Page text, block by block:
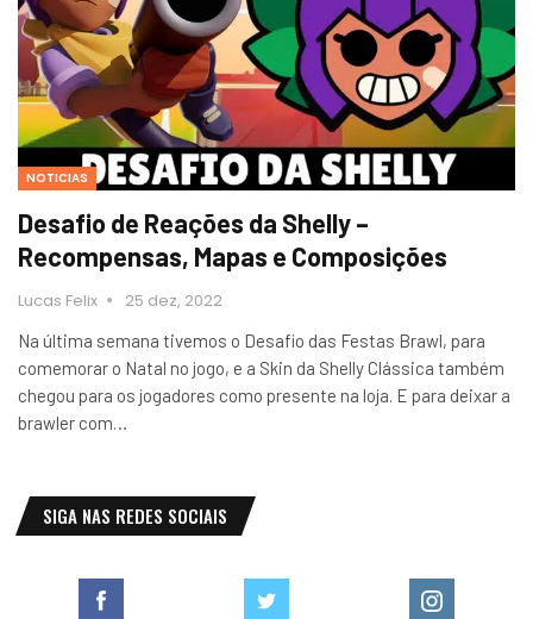
NOTICIAS
Desafio de Reações da Shelly –
Recompensas, Mapas e Composições
Lucas Felix 25 dez, 2022
Na última semana tivemos o Desafio das Festas Brawl, para
comemorar o Natal no jogo, e a Skin da Shelly Clássica também
chegou para os jogadores como presente na loja. E para deixar a
brawler com…
SIGA NAS REDES SOCIAIS